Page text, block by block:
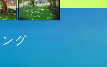
グ